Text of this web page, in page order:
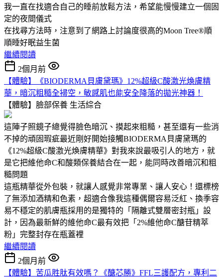
我一直在找適合自己的睡前放鬆方法，希望能慢慢建立一個固
定的夜間儀式
在找尋方法時，注意到了網路上討論度很高的Moon Tree®順
順睡好眠益生菌
繼續閱讀
2個月前
【體驗】《BIODERMA貝膚黛瑪》12%超級C酸激光煥膚精
華，暗沉粗糙全掃空，敏感肌也能安全降落的拋光神器！
【體驗】臉部保養 生活綜合
這陣子照鏡子總覺得臉色暗沉、摸起來粗糙，甚至還有一些消
不掉的頑固瑕疵最近剛好開始接觸BIODERMA貝膚黛瑪的
《12%超級C酸激光煥膚精華》對我來說最吸引人的地方，就
是它把維他命C和酸類保養結合在一起，能同時改善暗沉和粗
糙問題
這瓶精華從外包裝，就讓人感覺非常專業、讓人安心！還標榜
了無添加酒精和色素，超適合像我這種偶爾容易泛紅、換季容
易不穩定的肌膚瓶採用的是獨特的「隔離式雙層密封瓶」設
計，因為最新鮮的維他命C最有效把「2%維他命C醣苷精萃
粉」完整封存在瓶蓋裡
繼續閱讀
2個月前
【體驗】苦瓜胜肽有效嗎？《醣芯勝》FFL三護配方，專利二